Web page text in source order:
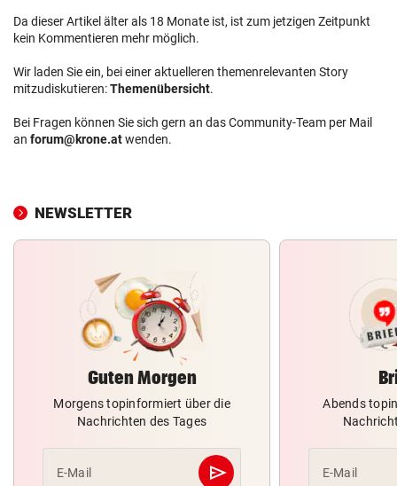
Da dieser Artikel älter als 18 Monate ist, ist zum jetzigen Zeitpunkt
kein Kommentieren mehr möglich.
Wir laden Sie ein, bei einer aktuelleren themenrelevanten Story
mitzudiskutieren:Themenübersicht.
Bei Fragen können Sie sich gern an das Community-Team per Mail
an forum@krone.atwenden.
NEWSLETTER
Guten Morgen
Morgens topinformiert über die
Nachrichten des Tages
E-Mail send
Abschicken
Abends
E-Mail